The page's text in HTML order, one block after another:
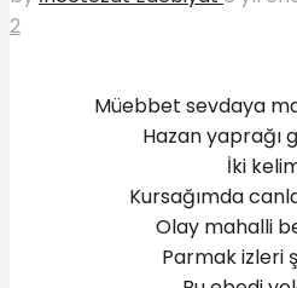
2
Müebbet sevdaya
Hazan yaprağı
İki
Kursağımda
Olay mahalli
Parmak izleri